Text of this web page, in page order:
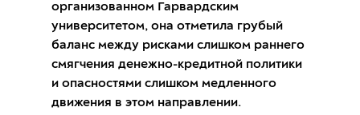
организованном Гарвардским
университетом, она отметила грубый
баланс между рисками слишком раннего
смягчения денежно-кредитной политики
и опасностями слишком медленного
движения в этом направлении.